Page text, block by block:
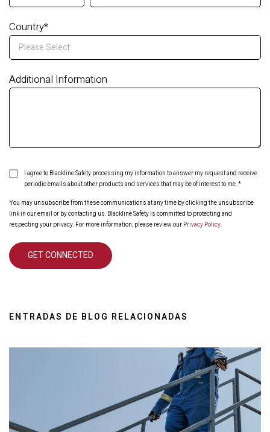
Country*
Additional Information
I agree to Blackline Safety processing my information to answer my request and receive
periodic emails about other products and services that may be of interest to me.*
You may unsubscribe from these communications at any time by clicking the unsubscribe
link in our email or by contacting us. Blackline Safety is committed to protecting and
respecting your privacy. For more information, please review our Privacy Policy.
ENTRADAS DE BLOG RELACIONADAS